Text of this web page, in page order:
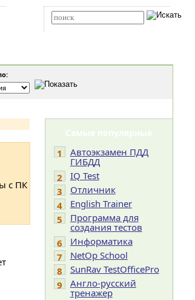
с ПК
Самые популярные
1
Автоэкзамен ПДД
ГИБДД
2
IQ Test
3
Отличник
4
English Trainer
5
Программа для
создания тестов
6
Информатика
7
NetOp School
8
SunRav TestOfficePro
9
Англо-русский
тренажер